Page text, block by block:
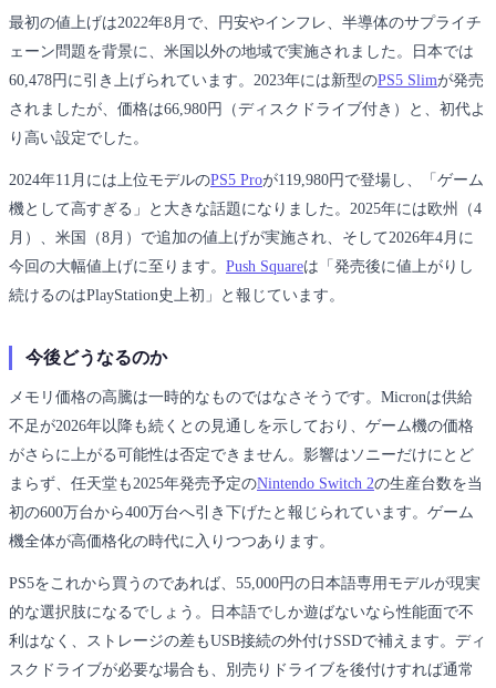
最初の値上げは2022年8月で、円安やインフレ、半導体のサプライチ
ェーン問題を背景に、米国以外の地域で実施されました。日本では
60,478円に引き上げられています。2023年には新型のPS5 Slimが発売
されましたが、価格は66,980円（ディスクドライブ付き）と、初代よ
り高い設定でした。
2024年11月には上位モデルのPS5 Proが119,980円で登場し、「ゲーム
機として高すぎる」と大きな話題になりました。2025年には欧州（4
月）、米国（8月）で追加の値上げが実施され、そして2026年4月に
今回の大幅値上げに至ります。 Push Squareは「発売後に値上がりし
続けるのはPlayStation史上初」と報じています。
今後どうなるのか
メモリ価格の高騰は一時的なものではなさそうです。Micronは供給
不足が2026年以降も続くとの見通しを示しており、ゲーム機の価格
がさらに上がる可能性は否定できません。影響はソニーだけにとど
まらず、任天堂も2025年発売予定のNintendo Switch 2の生産台数を当
初の600万台から400万台へ引き下げたと報じられています。ゲーム
機全体が高価格化の時代に入りつつあります。
PS5をこれから買うのであれば、55,000円の日本語専用モデルが現実
的な選択肢になるでしょう。日本語でしか遊ばないなら性能面で不
利はなく、ストレージの差もUSB接続の外付けSSDで補えます。ディ
スクドライブが必要な場合も、別売りドライブを後付けすれば通常